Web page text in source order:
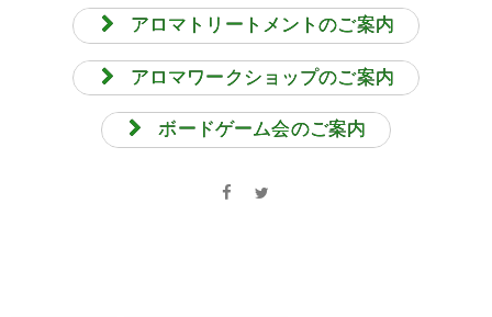
アロマトリートメントのご案内
アロマワークショップのご案内
ボードゲーム会のご案内